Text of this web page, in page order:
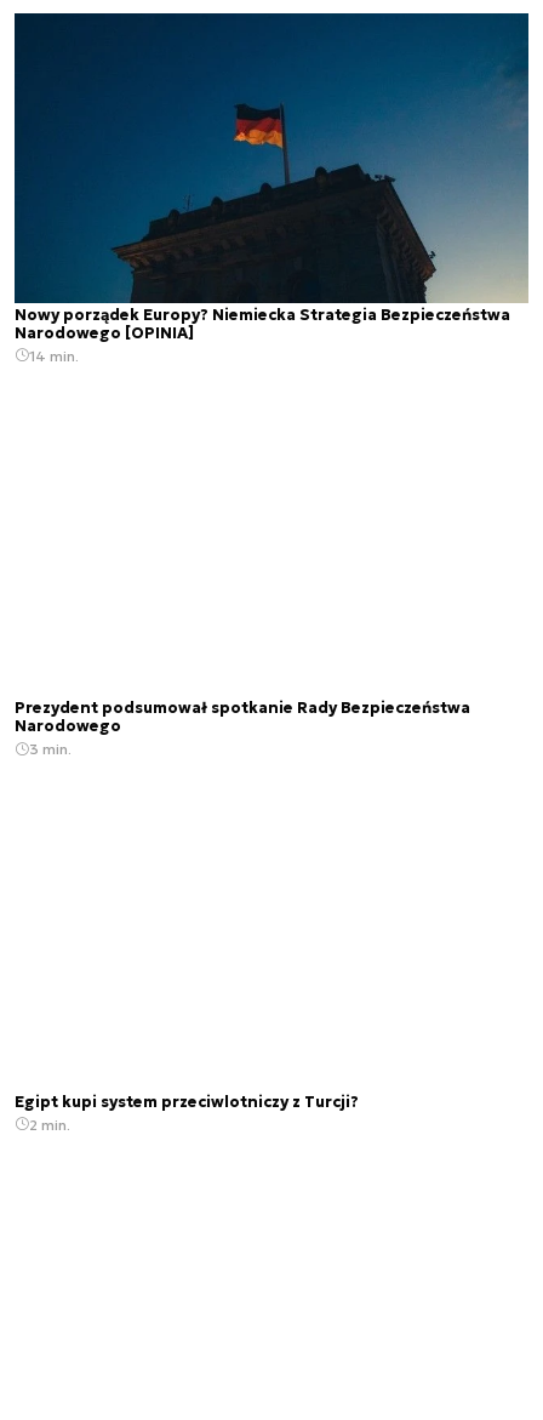
Nowy porządek Europy? Niemiecka Strategia Bezpieczeństwa
Narodowego [OPINIA]
14 min.
Prezydent podsumował spotkanie Rady Bezpieczeństwa
Narodowego
3 min.
Egipt kupi system przeciwlotniczy z Turcji?
2 min.